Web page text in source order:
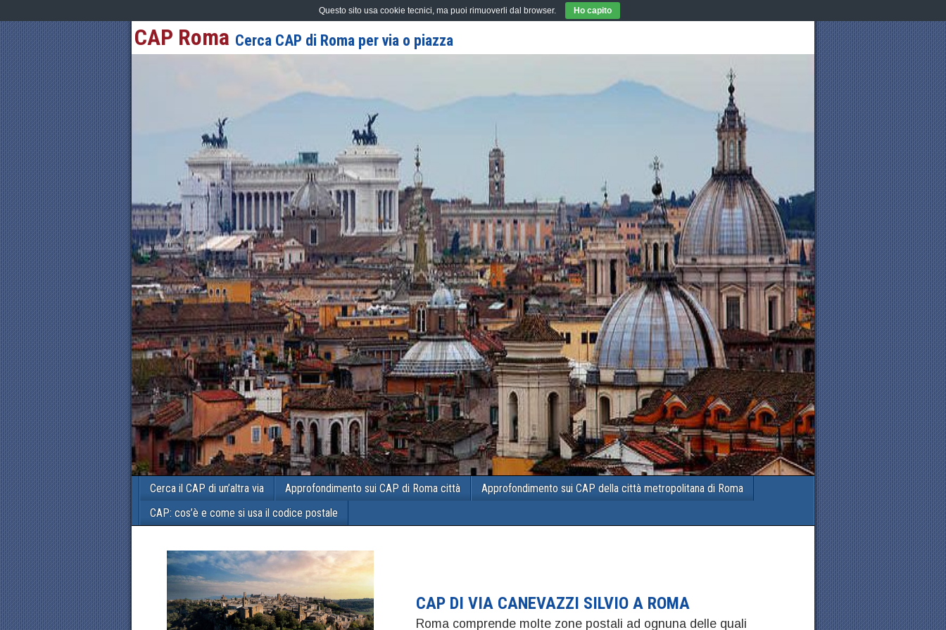
CAP Roma Cerca CAP di Roma per via o piazza
Cerca il CAP di un’altra via Approfondimento sui CAP di Roma città
Approfondimento sui CAP della città metropolitana di Roma
CAP: cos’è e come si usa il codice postale
CAP DI VIA CANEVAZZI SILVIO A ROMA
Roma comprende molte zone postali ad ognuna delle quali
Questo sito usa cookie tecnici, ma puoi rimuoverli dal browser. Ho capito